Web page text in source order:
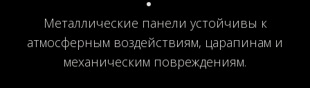
Металлические панели устойчивы к
атмосферным воздействиям, царапинам и
механическим повреждениям.